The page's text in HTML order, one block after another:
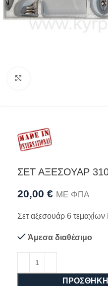
ΣΕΤ ΑΞΕΣΟΥΑΡ
20,00 € ΜΕ ΦΠΑ
Σετ αξεσουάρ 6
Άμεσα διαθέσιμο
ΠΡΟΣΘΉΚΗ